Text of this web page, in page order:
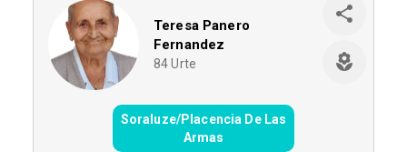
Teresa Panero
Fernandez
84 Urte
Soraluze/Placencia De Las
Armas